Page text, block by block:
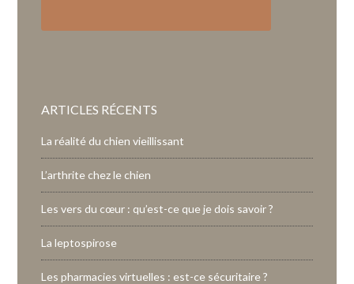
ARTICLES RÉCENTS
La réalité du chien vieillissant
L’arthrite chez le chien
Les vers du cœur : qu’est-ce que je dois savoir ?
La leptospirose
Les pharmacies virtuelles : est-ce sécuritaire ?